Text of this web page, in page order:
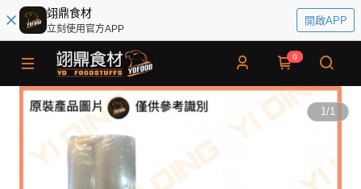
翊鼎食材
立刻使用官方APP
開啟APP
0
1/1